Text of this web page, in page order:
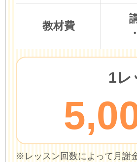
教材費
1レ
※レッスン回数によって月謝